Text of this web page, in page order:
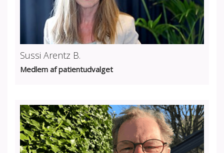
Sussi Arentz B.
Medlem af patientudvalget